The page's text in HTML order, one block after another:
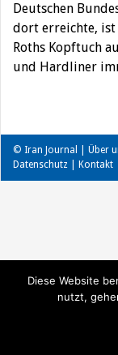
Deutschen
dort erreichte,
Roths Kopftuch
und Hardliner
© Iran Journal | Über
Datenschutz
Kontakt
Diese Website
nutzt,